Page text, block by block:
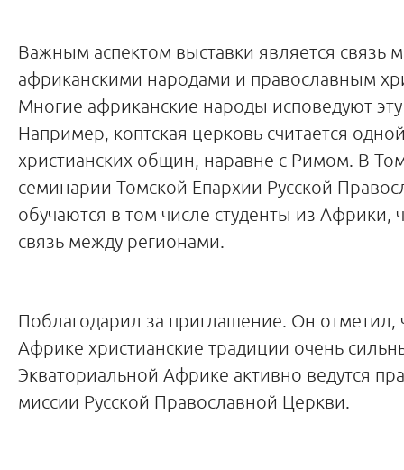
Важным аспектом выставки является связь
африканскими народами и православным
Многие африканские народы исповедуют
Например, коптская церковь считается
христианских общин, наравне с Римом. В
семинарии Томской Епархии Русской
обучаются в том числе студенты из Африки,
связь между регионами.
Поблагодарил за приглашение. Он отметил,
Африке христианские традиции очень
Экваториальной Африке активно ведутся
миссии Русской Православной Церкви.